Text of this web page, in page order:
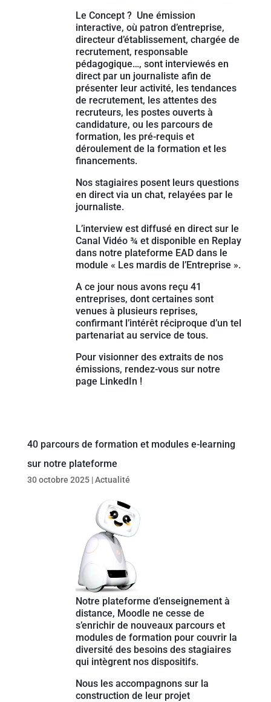
Le Concept ? Une émission
interactive, où patron d’entreprise,
directeur d’établissement, chargée de
recrutement, responsable
pédagogique…, sont interviewés en
direct par un journaliste afin de
présenter leur activité, les tendances
de recrutement, les attentes des
recruteurs, les postes ouverts à
candidature, ou les parcours de
formation, les pré-requis et
déroulement de la formation et les
financements.
Nos stagiaires posent leurs questions
en direct via un chat, relayées par le
journaliste.
L’interview est diffusé en direct sur le
Canal Vidéo ¾ et disponible en Replay
dans notre plateforme EAD dans le
module « Les mardis de l’Entreprise ».
A ce jour nous avons reçu 41
entreprises, dont certaines sont
venues à plusieurs reprises,
confirmant l’intérêt réciproque d’un tel
partenariat au service de tous.
Pour visionner des extraits de nos
émissions, rendez-vous sur notre
page LinkedIn !
40 parcours de formation et modules e-learning
sur notre plateforme
30 octobre 2025|Actualité
Notre plateforme d’enseignement à
distance, Moodle ne cesse de
s’enrichir de nouveaux parcours et
modules de formation pour couvrir la
diversité des besoins des stagiaires
qui intègrent nos dispositifs.
Nous les accompagnons sur la
construction de leur projet